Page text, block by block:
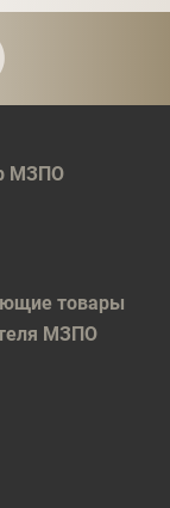
МЗПО
товары
МЗПО